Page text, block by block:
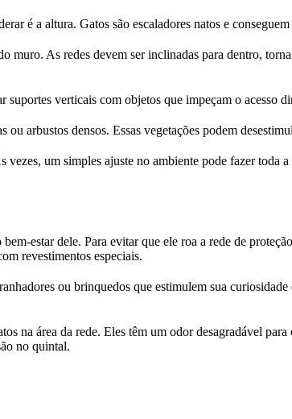
é a altura. Gatos são escaladores natos e
muro. As redes devem ser inclinadas para dentro,
verticais com objetos que impeçam o acesso
arbustos densos. Essas vegetações podem
um simples ajuste no ambiente pode fazer toda a
estar dele. Para evitar que ele roa a rede de
revestimentos especiais.
ou brinquedos que estimulem sua
na área da rede. Eles têm um odor desagradável
no quintal.